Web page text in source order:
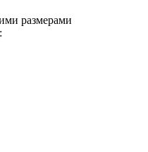
размерами